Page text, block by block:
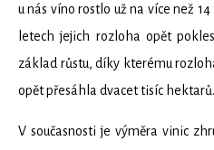
u nás víno rostlo už na více než
letech jejich rozloha opět
základ růstu, díky kterému
opět přesáhla dvacet tisíc hektarů.
V současnosti je výměra vinic